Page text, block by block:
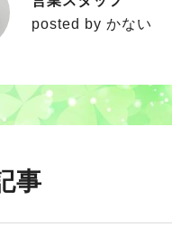
かない
posted by かない
事